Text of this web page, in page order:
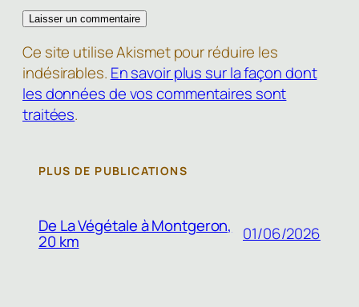
Ce site utilise Akismet pour réduire les
indésirables. En savoir plus sur la façon dont
les données de vos commentaires sont
traitées.
PLUS DE PUBLICATIONS
De La Végétale à Montgeron,
20 km 01/06/2026